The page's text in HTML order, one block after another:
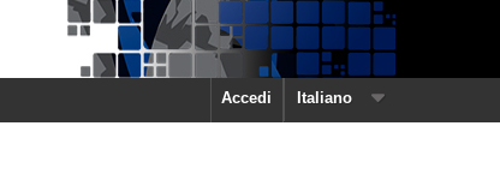
Italiano
Accedi